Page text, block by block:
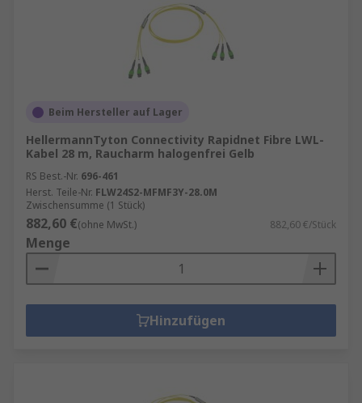
Beim Hersteller auf Lager
HellermannTyton Connectivity Rapidnet Fibre LWL-
Kabel 28 m, Raucharm halogenfrei Gelb
RS Best.-Nr. 696-461
Herst. Teile-Nr. FLW24S2-MFMF3Y-28.0M
Zwischensumme (1 Stück)
882,60 €(ohne MwSt.) 882,60 €/Stück
Menge
Hinzufügen